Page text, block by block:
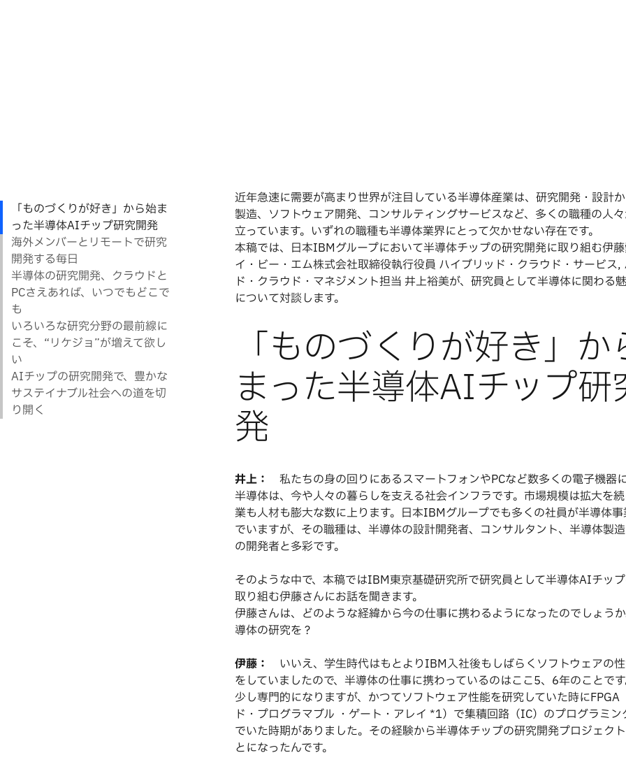
近年急速に需要が高まり世界が注目している半導体産業は、研究開発・設計か
製造、ソフトウェア開発、コンサルティングサービスなど、多くの職種の人
立っています。いずれの職種も半導体業界にとって欠かせない存在です。
本稿では、日本IBMグループにおいて半導体チップの研究開発に取り組む伊
イ・ビー・エム株式会社取締役執行役員 ハイブリッド・クラウド・サービス,
ド・クラウド・マネジメント担当 井上裕美が、研究員として半導体に関わる
について対談します。
「ものづくりが好き」か
まった半導体AIチップ研
発
井上：
私たちの身の回りにあるスマートフォンやPCなど数多くの電子機器
半導体は、今や人々の暮らしを支える社会インフラです。市場規模は拡大を
業も人材も膨大な数に上ります。日本IBMグループでも多くの社員が半導体
でいますが、その職種は、半導体の設計開発者、コンサルタント、半導体製
の開発者と多彩です。
そのような中で、本稿ではIBM東京基礎研究所で研究員として半導体AIチッ
取り組む伊藤さんにお話を聞きます。
伊藤さんは、どのような経緯から今の仕事に携わるようになったのでしょう
導体の研究を？
伊藤：
いいえ、学生時代はもとよりIBM入社後もしばらくソフトウェアの
をしていましたので、半導体の仕事に携わっているのはここ5、6年のことです
少し専門的になりますが、かつてソフトウェア性能を研究していた時にFPGA
ド・プログラマブル ・ゲート・アレイ *1）で集積回路（IC）のプログラミン
でいた時期がありました。その経験から半導体チップの研究開発プロジェク
とになったんです。